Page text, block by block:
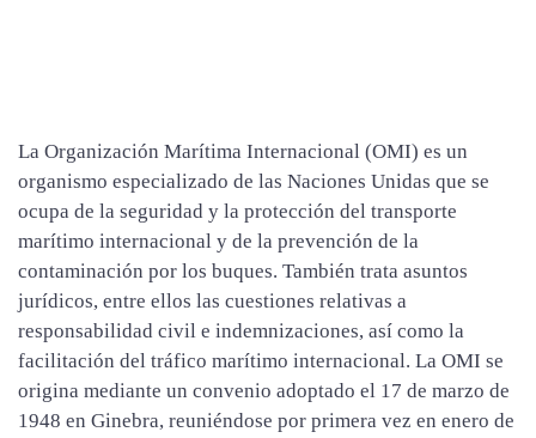
La Organización Marítima Internacional (OMI) es un
organismo especializado de las Naciones Unidas que se
ocupa de la seguridad y la protección del transporte
marítimo internacional y de la prevención de la
contaminación por los buques. También trata asuntos
jurídicos, entre ellos las cuestiones relativas a
responsabilidad civil e indemnizaciones, así como la
facilitación del tráfico marítimo internacional. La OMI se
origina mediante un convenio adoptado el 17 de marzo de
1948 en Ginebra, reuniéndose por primera vez en enero de